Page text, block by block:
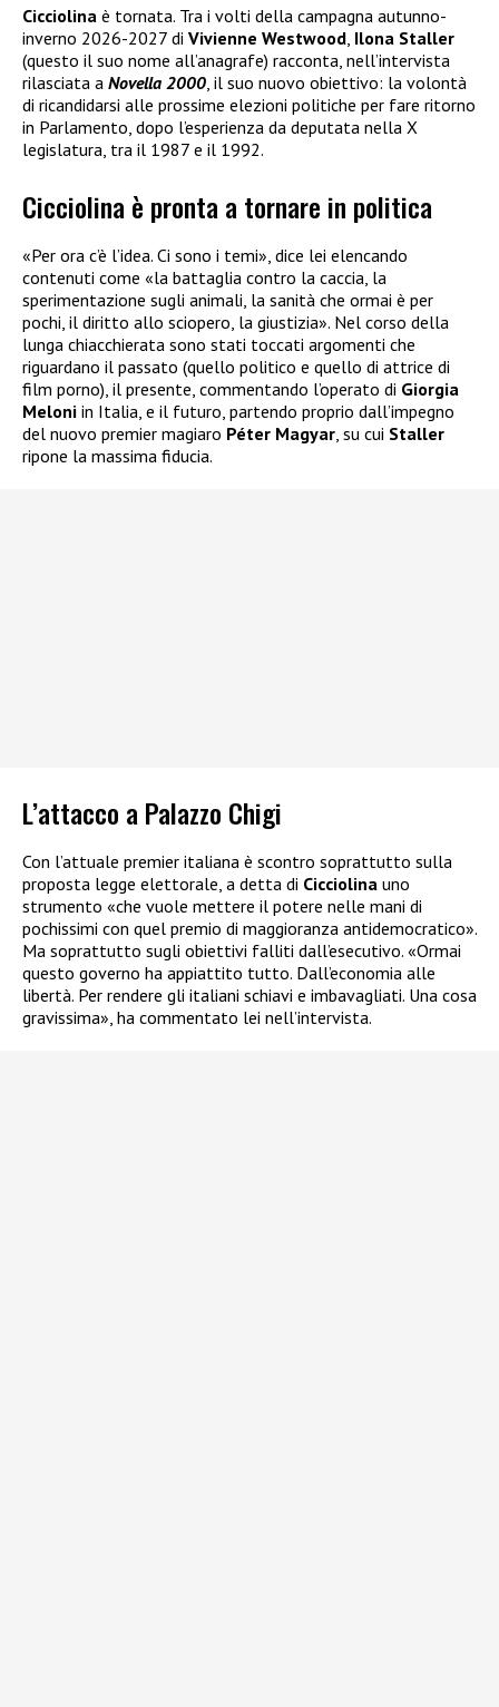
Cicciolina è tornata. Tra i volti della campagna autunno-
inverno 2026-2027 di Vivienne Westwood, Ilona Staller
(questo il suo nome all’anagrafe) racconta, nell’intervista
rilasciata a Novella 2000, il suo nuovo obiettivo: la volontà
di ricandidarsi alle prossime elezioni politiche per fare ritorno
in Parlamento, dopo l’esperienza da deputata nella X
legislatura, tra il 1987 e il 1992.
Cicciolina è pronta a tornare in politica
«Per ora c’è l’idea. Ci sono i temi», dice lei elencando
contenuti come «la battaglia contro la caccia, la
sperimentazione sugli animali, la sanità che ormai è per
pochi, il diritto allo sciopero, la giustizia». Nel corso della
lunga chiacchierata sono stati toccati argomenti che
riguardano il passato (quello politico e quello di attrice di
film porno), il presente, commentando l’operato di Giorgia
Meloni in Italia, e il futuro, partendo proprio dall’impegno
del nuovo premier magiaro Péter Magyar , su cui Staller
ripone la massima fiducia.
L’attacco a Palazzo Chigi
Con l’attuale premier italiana è scontro soprattutto sulla
proposta legge elettorale, a detta di Cicciolina uno
strumento «che vuole mettere il potere nelle mani di
pochissimi con quel premio di maggioranza antidemocratico».
Ma soprattutto sugli obiettivi falliti dall’esecutivo. «Ormai
questo governo ha appiattito tutto. Dall’economia alle
libertà. Per rendere gli italiani schiavi e imbavagliati. Una cosa
gravissima», ha commentato lei nell’intervista.